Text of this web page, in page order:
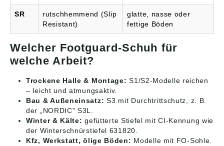
SR
rutschhemmend (Slip
Resistant)
glatte, nasse oder
fettige Böden
Welcher Footguard-Schuh für
welche Arbeit?
Trockene Halle & Montage: S1/S2-Modelle reichen
– leicht und atmungsaktiv.
Bau & Außeneinsatz: S3 mit Durchtrittschutz, z. B.
der „NORDIC" S3L.
Winter & Kälte: gefütterte Stiefel mit CI-Kennung wie
der Winterschnürstiefel 631820.
Kfz, Werkstatt, ölige Böden: Modelle mit FO-Sohle.